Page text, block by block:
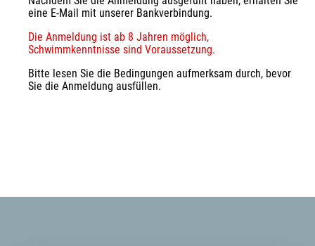
eine E-Mail mit unserer Bankverbindung.
Die Anmeldung ist ab 8 Jahren möglich,
Schwimmkenntnisse sind Voraussetzung.
Bitte lesen Sie die Bedingungen aufmerksam durch, bevor
Sie die Anmeldung ausfüllen.